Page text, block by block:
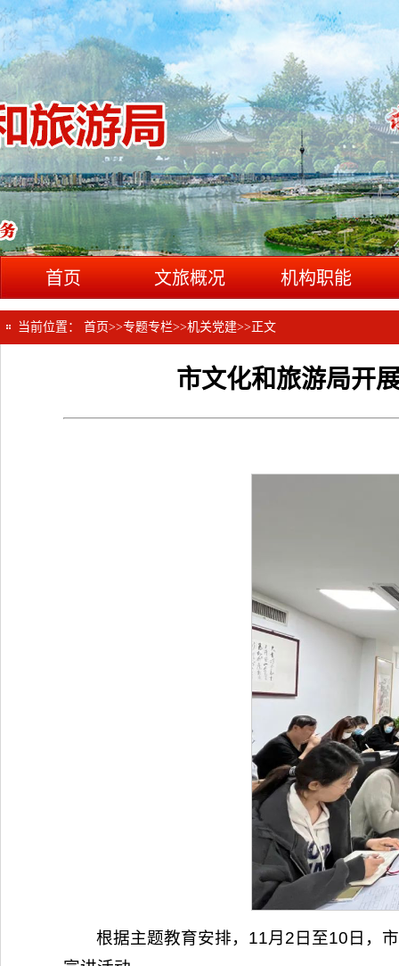
首页 文旅概况 机构职能
当前位置： 首页>>专题专栏>>机关党建>> 正文
市文化和旅游局开
根据主题教育安排，11月2日至10日，